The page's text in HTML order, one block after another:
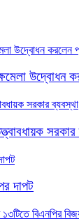
উদ্বোধন
সরকার
দাপট